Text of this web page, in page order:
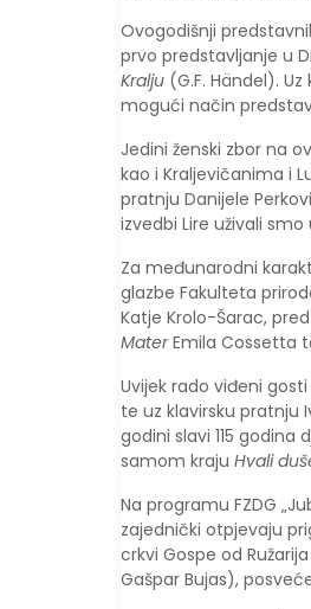
Ovogodišnji
prvo predstavljanje u
Kralju (G.F. Händel).
mogući način
Jedini ženski zbor na
kao i Kraljevičanima i
pratnju Danijele
izvedbi Lire uživali
Za međunarodni
glazbe Fakulteta
Katje Krolo-Šarac,
MaterEmila Cossetta
Uvijek rado viđeni
te uz klavirsku pratnju
godini slavi 115 godina
samom kraju Hvali
Na programu FZDG
zajednički otpjevaju
crkvi Gospe od
Gašpar Bujas),